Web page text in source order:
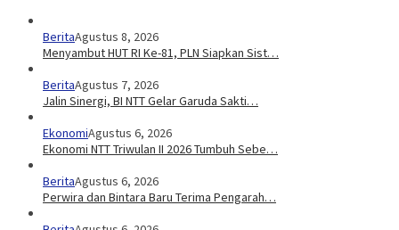
BeritaAgustus 8, 2026
Menyambut HUT RI Ke-81, PLN Siapkan Sist…
BeritaAgustus 7, 2026
Jalin Sinergi, BI NTT Gelar Garuda Sakti…
EkonomiAgustus 6, 2026
Ekonomi NTT Triwulan II 2026 Tumbuh Sebe…
BeritaAgustus 6, 2026
Perwira dan Bintara Baru Terima Pengarah…